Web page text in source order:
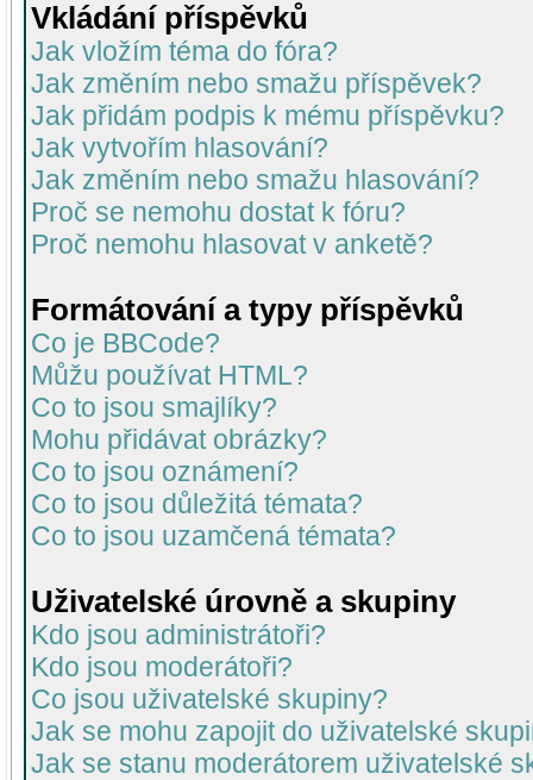
Vkládání příspěvků
Jak vložím téma do fóra?
Jak změním nebo smažu příspěvek?
Jak přidám podpis k mému příspěvku?
Jak vytvořím hlasování?
Jak změním nebo smažu hlasování?
Proč se nemohu dostat k fóru?
Proč nemohu hlasovat v anketě?
Formátování a typy příspěvků
Co je BBCode?
Můžu používat HTML?
Co to jsou smajlíky?
Mohu přidávat obrázky?
Co to jsou oznámení?
Co to jsou důležitá témata?
Co to jsou uzamčená témata?
Uživatelské úrovně a skupiny
Kdo jsou administrátoři?
Kdo jsou moderátoři?
Co jsou uživatelské skupiny?
Jak se mohu zapojit do uživatelské
Jak se stanu moderátorem uživatelské